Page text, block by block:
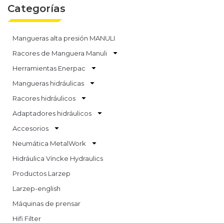
Categorías
Mangueras alta presión MANULI
Racores de Manguera Manuli
Herramientas Enerpac
Mangueras hidráulicas
Racores hidráulicos
Adaptadores hidráulicos
Accesorios
Neumática MetalWork
Hidráulica Vincke Hydraulics
Productos Larzep
Larzep-english
Máquinas de prensar
Hifi Filter